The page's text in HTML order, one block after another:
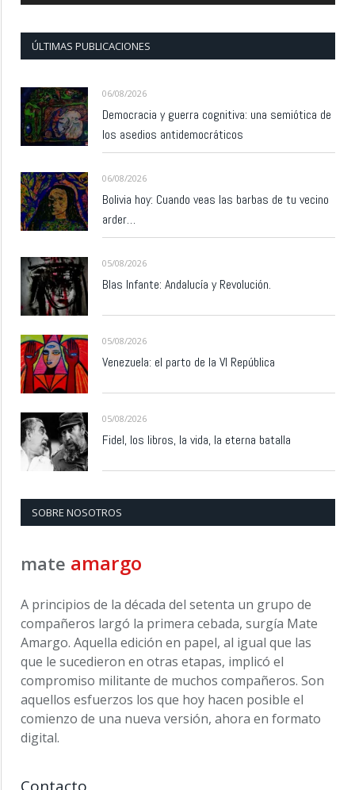
ÚLTIMAS PUBLICACIONES
06/08/2026
Democracia y guerra cognitiva: una semiótica de
los asedios antidemocráticos
06/08/2026
Bolivia hoy: Cuando veas las barbas de tu vecino
arder…
05/08/2026
Blas Infante: Andalucía y Revolución.
05/08/2026
Venezuela: el parto de la VI República
05/08/2026
Fidel, los libros, la vida, la eterna batalla
SOBRE NOSOTROS
mate amargo
A principios de la década del setenta un grupo de
compañeros largó la primera cebada, surgía Mate
Amargo. Aquella edición en papel, al igual que las
que le sucedieron en otras etapas, implicó el
compromiso militante de muchos compañeros. Son
aquellos esfuerzos los que hoy hacen posible el
comienzo de una nueva versión, ahora en formato
digital.